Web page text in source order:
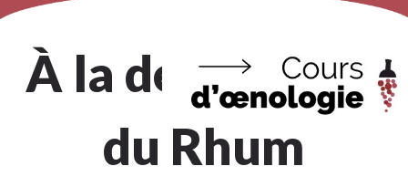
À la découverte
du Rhum